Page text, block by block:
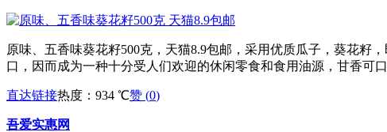
原味、五香味葵花籽500克，天猫8.9包邮，采用优质瓜子，葵花籽
口，因而成为一种十分受人们欢迎的休闲零食和食用油源，甘香可
直达链接热度：934 ℃赞 (0)
吾爱实惠网